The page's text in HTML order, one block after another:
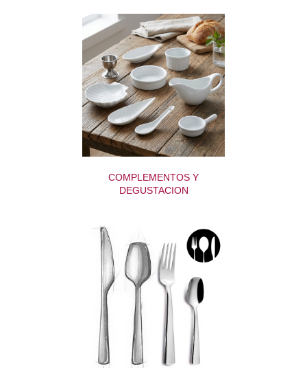
COMPLEMENTOS Y
DEGUSTACION